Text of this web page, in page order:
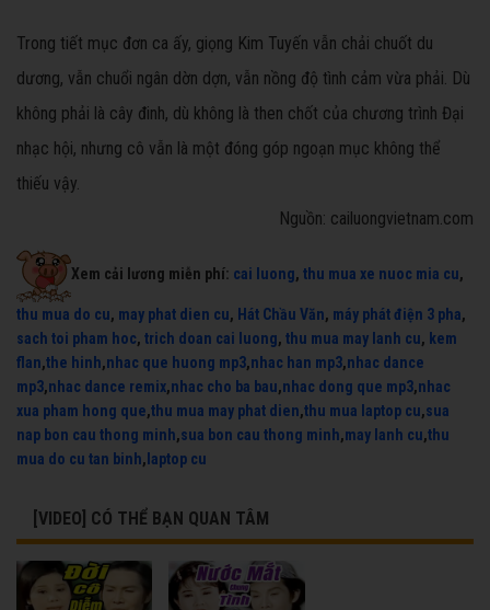
Trong tiết mục đơn ca ấy, giọng Kim Tuyến vẫn chải chuốt du
dương, vẫn chuổi ngân dờn dợn, vẫn nồng độ tình cảm vừa phải. Dù
không phải là cây đinh, dù không là then chốt của chương trình Đại
nhạc hội, nhưng cô vẫn là một đóng góp ngoạn mục không thể
thiếu vậy.
Nguồn: cailuongvietnam.com
Xem cải lương miễn phí: cai luong, thu mua xe nuoc mia cu,
thu mua do cu, may phat dien cu, Hát Chầu Văn, máy phát điện 3 pha,
sach toi pham hoc, trich doan cai luong, thu mua may lanh cu, kem
flan,the hinh,nhac que huong mp3,nhac han mp3,nhac dance
mp3,nhac dance remix,nhac cho ba bau,nhac dong que mp3,nhac
xua pham hong que,thu mua may phat dien,thu mua laptop cu,sua
nap bon cau thong minh,sua bon cau thong minh,may lanh cu,thu
mua do cu tan binh, laptop cu
[VIDEO] CÓ THỂ BẠN QUAN TÂM